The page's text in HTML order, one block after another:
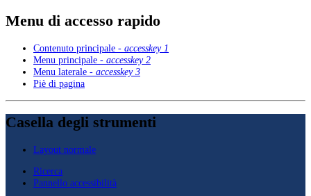
Menu di accesso rapido
Contenuto principale - accesskey 1
Menu principale - accesskey 2
Menu laterale - accesskey 3
Piè di pagina
Casella degli strumenti
Layout normale
Ricerca
Pannello accessibilità